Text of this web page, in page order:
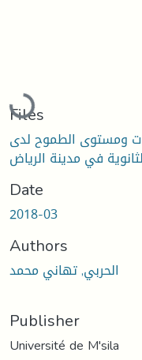
Loading...
Files
ومستوى الطموح لدى
Date
2018-03
Authors
الحربي, تهاني محمد
Publisher
Université de M'sila